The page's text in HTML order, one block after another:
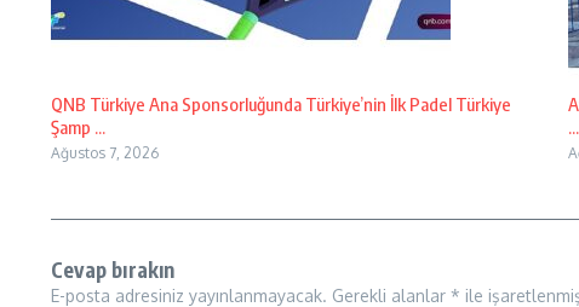
QNB Türkiye Ana Sponsorluğunda Türkiye’nin İlk Padel Türkiye
Şamp ...
Ağustos 7, 2026
...
Cevap bırakın
E-posta adresiniz yayınlanmayacak. Gerekli alanlar * ile